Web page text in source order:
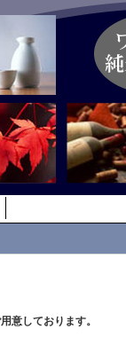
意しております。